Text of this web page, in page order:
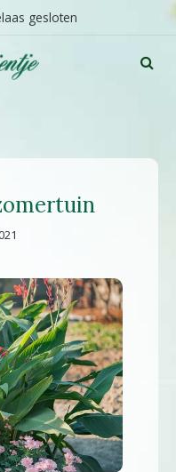
gesloten